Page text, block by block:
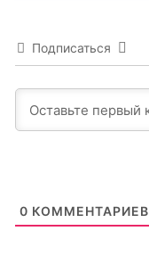
Подписаться
0 КОММЕНТАРИЕВ